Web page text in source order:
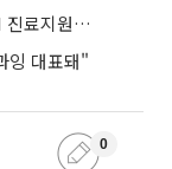
보건소에서도 대학병원급 진료…전국에 AI 진료지원도구 보급
잉 대표돼"
0